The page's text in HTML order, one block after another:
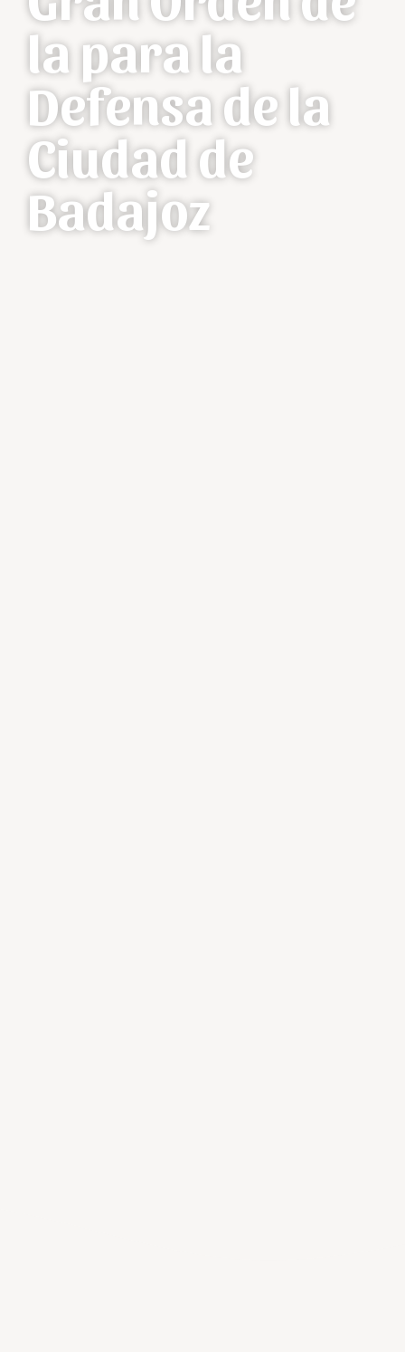
la para la
Defensa de la
Ciudad de
Badajoz